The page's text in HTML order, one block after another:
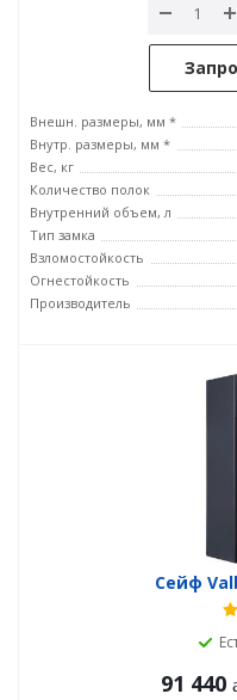
Внешн. размеры, мм *
Внутр. размеры, мм *
Вес, кг
Количество полок
Внутренний объем, л
Тип замка
Взломостойкость
Огнестойкость
Производитель
Сейф
91 440